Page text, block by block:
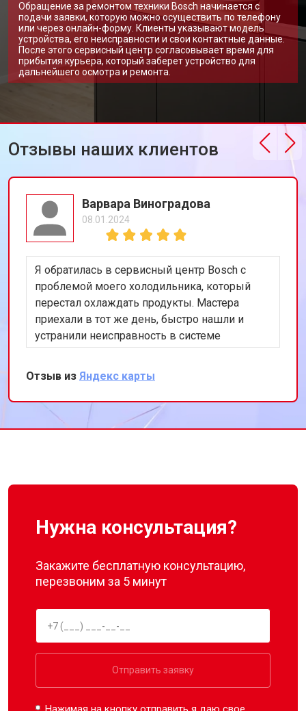
Обращение за ремонтом техники Bosch начинается с
подачи заявки, которую можно осуществить по телефону
или через онлайн-форму. Клиенты указывают модель
устройства, его неисправности и свои контактные данные.
После этого сервисный центр согласовывает время для
прибытия курьера, который заберет устройство для
дальнейшего осмотра и ремонта.
Отзывы наших клиентов
Варвара Виноградова
08.01.2024
Я обратилась в сервисный центр Bosch с
проблемой моего холодильника, который
перестал охлаждать продукты. Мастера
приехали в тот же день, быстро нашли и
устранили неисправность в системе
охлаждения. Я очень довольна их
оперативностью и качеством работы.
Спасибо за восстановление моего
холодильника!
Отзыв из Яндекс карты
Нужна консультация?
Закажите бесплатную консультацию,
перезвоним за 5 минут
Отправить заявку